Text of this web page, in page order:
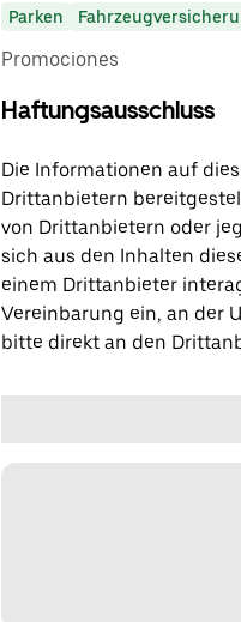
Parken
Promociones
Haftungsausschluss
Die Informationen auf
Drittanbietern
von Drittanbietern oder
sich aus den Inhalten
einem Drittanbieter
Vereinbarung ein, an der
bitte direkt an den